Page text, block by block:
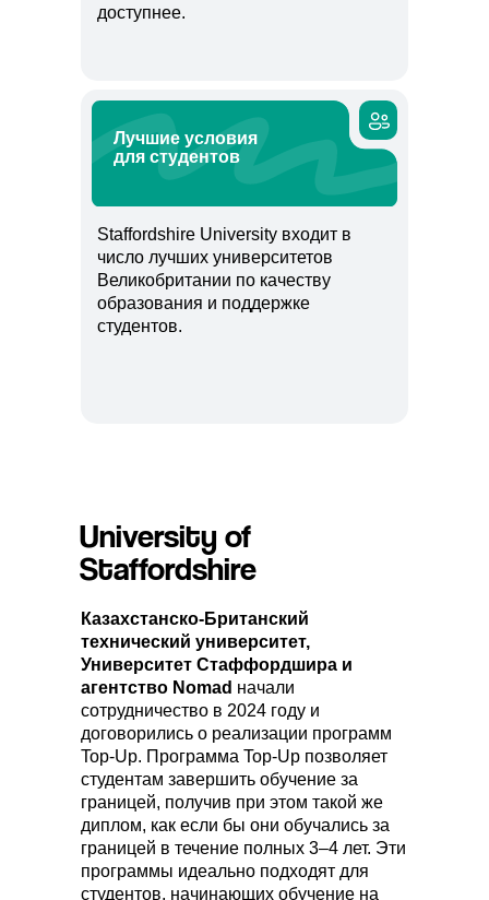
Staffordshire University входит в
число лучших университетов
Великобритании по качеству
образования и поддержке
студентов.
Лучшие условия
для студентов
доступнее.
University of
Staffordshire
Казахстанско-Британский
технический университет,
Университет Стаффордшира и
агентство Nomad начали
сотрудничество в 2024 году и
договорились о реализации программ
Top-Up. Программа Top-Up позволяет
студентам завершить обучение за
границей, получив при этом такой же
диплом, как если бы они обучались за
границей в течение полных 3–4 лет. Эти
программы идеально подходят для
студентов, начинающих обучение на